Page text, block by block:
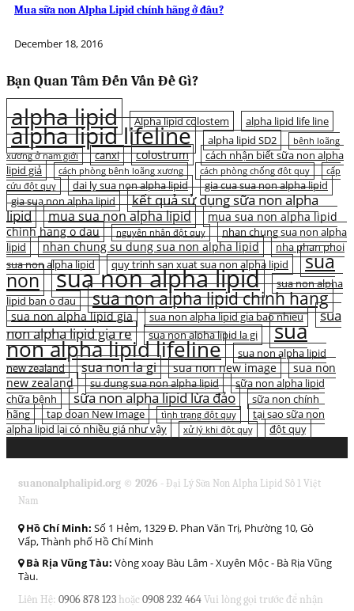
Mua sữa non Alpha Lipid chính hãng ở đâu?
December 18, 2016
Bạn Quan Tâm Đến Vấn Đề Gì?
alpha lipid Alpha lipid colostem alpha lipid life line
alpha lipid lifeline alpha lipid SD2
bệnh loãng
xương ở nam giới
canxi colostrum
cách nhận biết sữa non alpha
lipid giả
cách phòng bệnh loãng xương cách phòng chống đột quỵ
cấp
cứu đột quỵ
dai ly sua non alpha lipid
gia cua sua non alpha lipid
gia sua non alpha lipid
kết quả sử dụng sữa non alpha
lipid
mua sua non alpha lipid
mua sua non alpha lipid
chinh hang o dau
nguyên nhân đột quỵ
nhan chung sua non alpha
lipid
nhan chung su dung sua non alpha lipid
nha phan phoi
sua non alpha lipid
quy trinh san xuat sua non alpha lipid sua
non sua non alpha lipid
sua non alpha
lipid ban o dau
sua non alpha lipid chinh hang
sua non alpha lipid gia sua non alpha lipid gia bao nhieu
sua
non alpha lipid gia re
sua non alpha lipid la gi sua
non alpha lipid lifeline
sua non alpha lipid
new zealand
sua non la gi sua non new image
sua non
new zealand
su dung sua non alpha lipid
sữa non alpha lipid
chữa bệnh
sữa non alpha lipid lừa đảo
sữa non chính
hãng
tap doan New Image tình trạng đột quỵ
tại sao sữa non
alpha lipid lại có nhiều giá như vậy
xử lý khi đột quỵ đột quỵ
suanonalphalipid.org © 2026 - Đại Lý Sữa Non Alpha Lipid Số 1 Việt
Nam
Hồ Chí Minh: Số 1 Hẻm, 1329 Đ. Phan Văn Trị, Phường 10, Gò
Vấp, Thành phố Hồ Chí Minh
Bà Rịa Vũng Tàu: Vòng xoay Bàu Lâm - Xuyên Mộc - Bà Rịa Vũng
Tàu.
Liên Hệ: 0906 878 123 hoặc0908 232 464Vui lòng gọi trước để nhận